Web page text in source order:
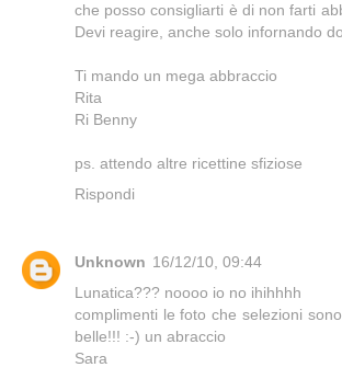
che posso consigliarti è di non farti
Devi reagire, anche solo infornando
Ti mando un mega abbraccio
Rita
Ri Benny
ps. attendo altre ricettine sfiziose
Rispondi
Unknown 16/12/10, 09:44
Lunatica??? noooo io no ihihhhh
complimenti le foto che selezioni
belle!!! :-) un abraccio
Sara